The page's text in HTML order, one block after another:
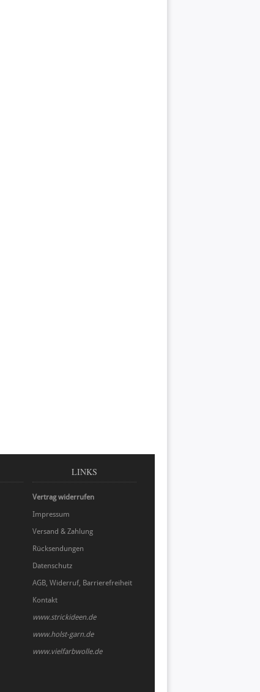
LINKS
Vertrag widerrufen
Impressum
Versand & Zahlung
Rücksendungen
Datenschutz
AGB, Widerruf, Barrierefreiheit
Kontakt
www.strickideen.de
www.holst-garn.de
www.vielfarbwolle.de